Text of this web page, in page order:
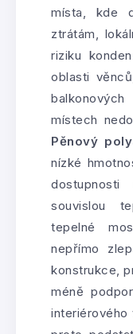
místa, kde
ztrátám,
riziku
oblasti
místech
Pěnový
nízké
souvislou
tepelné
nepřímo
konstrukce,
méně
interiérového